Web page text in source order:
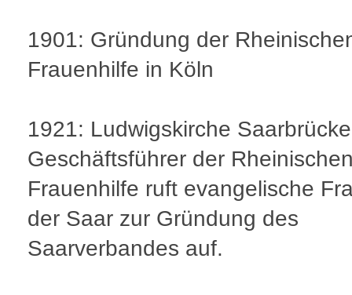
1901: Gründung der
Frauenhilfe in Köln
1921: Ludwigskirche
Geschäftsführer der
Frauenhilfe ruft evangelische
der Saar zur Gründung des
Saarverbandes auf.